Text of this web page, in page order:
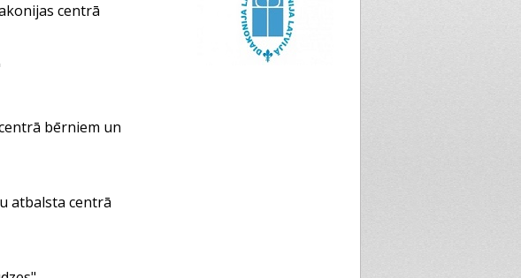
centrā
bērniem un
atbalsta centrā